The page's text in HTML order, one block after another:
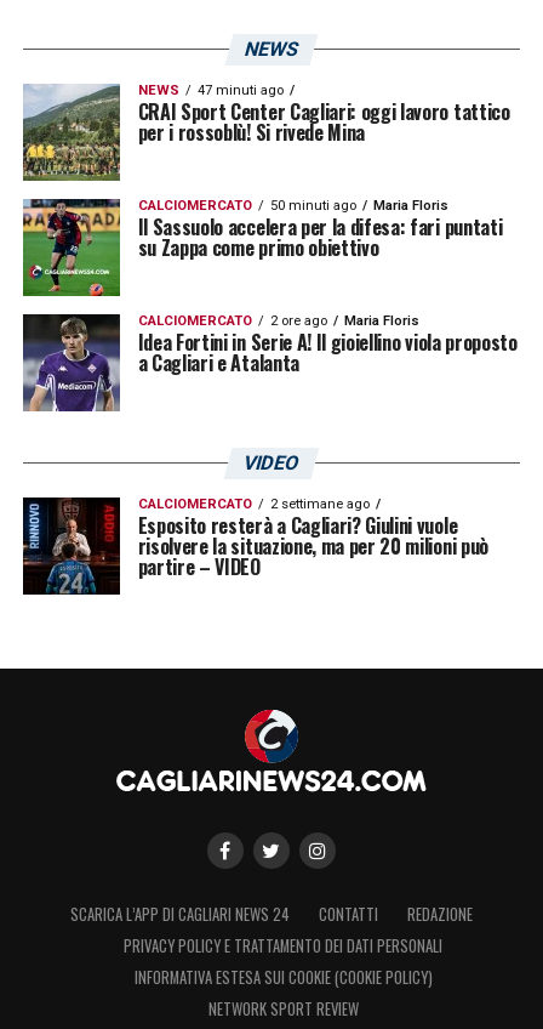
LA PLAYLIST DELLE NOSTRE TOP NEWS
NEWS
NEWS 47 minuti ago
CRAI Sport Center Cagliari: oggi lavoro tattico
per i rossoblù! Si rivede Mina
CALCIOMERCATO 50 minuti ago Maria Floris
Il Sassuolo accelera per la difesa: fari puntati
su Zappa come primo obiettivo
CALCIOMERCATO 2 ore ago Maria Floris
Idea Fortini in Serie A! Il gioiellino viola proposto
a Cagliari e Atalanta
VIDEO
CALCIOMERCATO 2 settimane ago
Esposito resterà a Cagliari? Giulini vuole
risolvere la situazione, ma per 20 milioni può
partire – VIDEO
SCARICA L’APP DI CAGLIARI NEWS 24 CONTATTI
REDAZIONE
PRIVACY POLICY E TRATTAMENTO DEI DATI PERSONALI
INFORMATIVA ESTESA SUI COOKIE (COOKIE POLICY)
NETWORK SPORT REVIEW